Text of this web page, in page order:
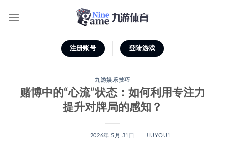
注册账号 登陆游戏
九游娱乐技巧
赌博中的“心流”状态：如何利用专注力
提升对牌局的感知？
2026年 5月 31日 JIUYOU1